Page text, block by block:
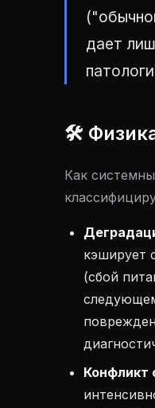
дает
🛠
Как
кэширует
(сбой
Конфликт